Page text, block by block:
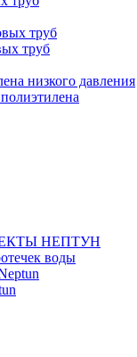
труб
труб
низкого давления
НЕПТУН
воды